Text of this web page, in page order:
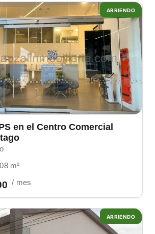
ARRIENDO
en el Centro Comercial
m²
/ mes
ARRIENDO